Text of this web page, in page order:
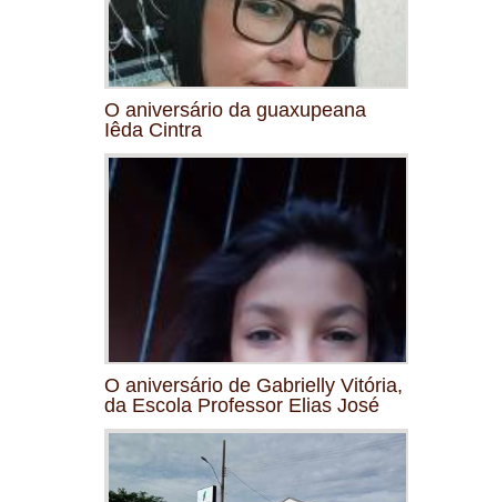
O aniversário da guaxupeana
Iêda Cintra
O aniversário de Gabrielly Vitória,
da Escola Professor Elias José